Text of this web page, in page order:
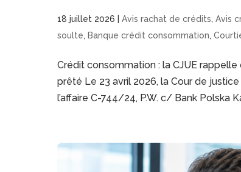
18 juillet 2026 |Avis rachat de crédits,Avis
soulte, Banque crédit consommation,
Crédit consommation : la CJUE
prêté Le 23 avril 2026, la Cour de
l’affaire C-744/24, P.W. c/ Bank Polska